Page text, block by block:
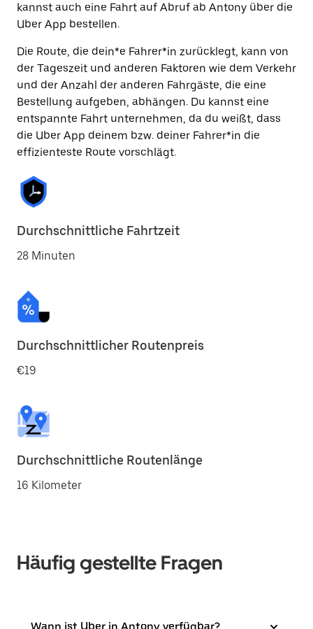
kannst auch eine Fahrt auf Abruf ab Antony über die
Uber App bestellen.
Die Route, die dein*e Fahrer*in zurücklegt, kann von
der Tageszeit und anderen Faktoren wie dem Verkehr
und der Anzahl der anderen Fahrgäste, die eine
Bestellung aufgeben, abhängen. Du kannst eine
entspannte Fahrt unternehmen, da du weißt, dass
die Uber App deinem bzw. deiner Fahrer*in die
effizienteste Route vorschlägt.
Durchschnittliche Fahrtzeit
28 Minuten
Durchschnittlicher Routenpreis
€19
Durchschnittliche Routenlänge
16 Kilometer
Häufig gestellte Fragen